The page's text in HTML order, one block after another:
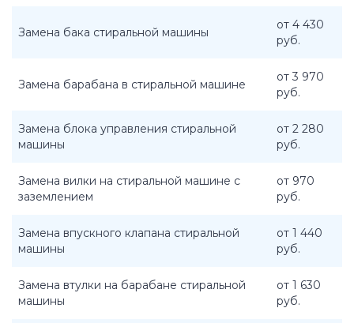
Замена бака стиральной машины
от 4 430
руб.
Замена барабана в стиральной машине
от 3 970
руб.
Замена блока управления стиральной
машины
от 2 280
руб.
Замена вилки на стиральной машине с
заземлением
от 970
руб.
Замена впускного клапана стиральной
машины
от 1 440
руб.
Замена втулки на барабане стиральной
машины
от 1 630
руб.